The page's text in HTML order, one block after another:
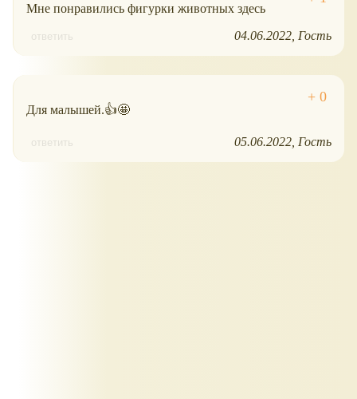
Мне понравились фигурки животных здесь
ответить 04.06.2022 Гость
Для малышей.👍🤩
ответить 05.06.2022 Гость